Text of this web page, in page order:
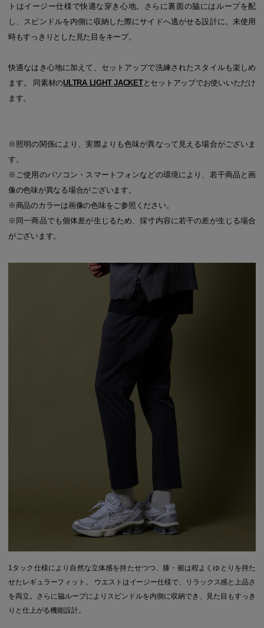
トはイージー仕様で快適な穿き心地。さらに裏面の脇にはループを配
し、スピンドルを内側に収納した際にサイドへ逃がせる設計に。未使用
時もすっきりとした見た目をキープ。
快適なはき心地に加えて、セットアップで洗練されたスタイルも楽しめ
ます。 同素材のULTRA LIGHT JACKETとセットアップでお使いいただけ
ます。
※照明の関係により、実際よりも色味が異なって見える場合がございま
す。
※ご使用のパソコン・スマートフォンなどの環境により、若干商品と画
像の色味が異なる場合がございます。
※商品のカラーは画像の色味をご参照ください。
※同一商品でも個体差が生じるため、採寸内容に若干の差が生じる場合
がございます。
1タック仕様により自然な立体感を持たせつつ、膝・裾は程よくゆとりを持た
せたレギュラーフィット。 ウエストはイージー仕様で、リラックス感と上品さ
を両立。さらに脇ループによりスピンドルを内側に収納でき、見た目もすっき
りと仕上がる機能設計。